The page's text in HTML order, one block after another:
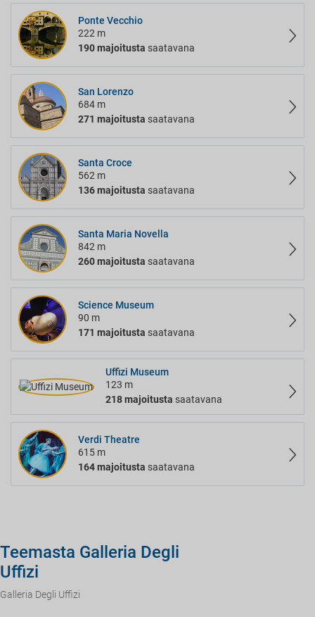
Ponte Vecchio
222 m
190 majoitusta saatavana
San Lorenzo
684 m
271 majoitusta saatavana
Santa Croce
562 m
136 majoitusta saatavana
Santa Maria Novella
842 m
260 majoitusta saatavana
Science Museum
90 m
171 majoitusta saatavana
Uffizi Museum
123 m
218 majoitusta saatavana
Verdi Theatre
615 m
164 majoitusta saatavana
Teemasta Galleria Degli
Uffizi
Galleria Degli Uffizi